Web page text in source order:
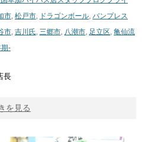
市 松戸市 ドラゴンボール バンプレス
市 吉川氏 三郷市 八潮市 足立区 亀仙流
-
長
を見る